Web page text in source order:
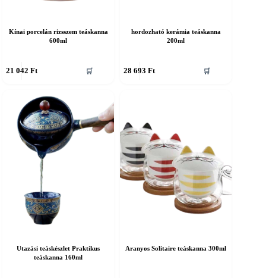
Kínai porcelán rizsszem teáskanna
600ml
21 042 Ft 🛒
hordozható kerámia teáskanna
200ml
28 693 Ft 🛒
Utazási teáskészlet Praktikus
teáskanna 160ml
Aranyos Solitaire teáskanna 300ml